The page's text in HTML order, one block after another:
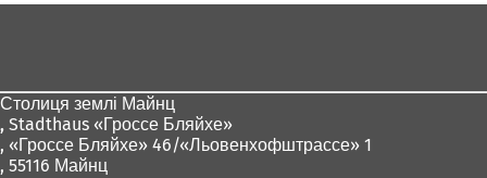
Столиця землі Майнц
, Stadthaus «Гроссе Бляйхе»
, «Гроссе Бляйхе» 46/«Льовенхофштрассе» 1
, 55116 Майнц